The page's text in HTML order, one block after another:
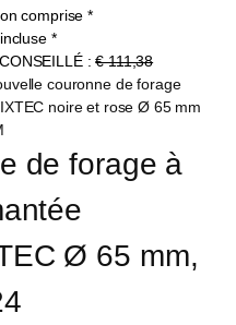
comprise *
*
:€ 111,38
de forage à
Ø 65 mm,